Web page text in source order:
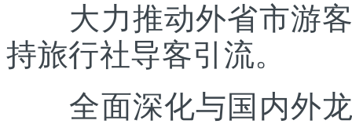
大力推动外省市游客
持旅行社导客引流。
全面深化与国内外龙